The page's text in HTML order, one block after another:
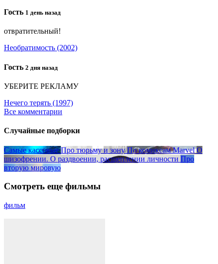
Гость 1 день назад
отвратительный!
Необратимость (2002)
Гость 2 дня назад
УБЕРИТЕ РЕКЛАМУ
Нечего терять (1997)
Все комментарии
Случайные подборки
Самые кассовые Про тюрьму и зону По комиксам Marvel О
шизофрении. О раздвоении, расщеплении личности Про
вторую мировую
Смотреть еще фильмы
фильм